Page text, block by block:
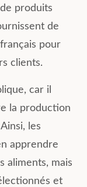
produits
de
pour
clients.
car il
la production
les
apprendre
aliments, mais
et